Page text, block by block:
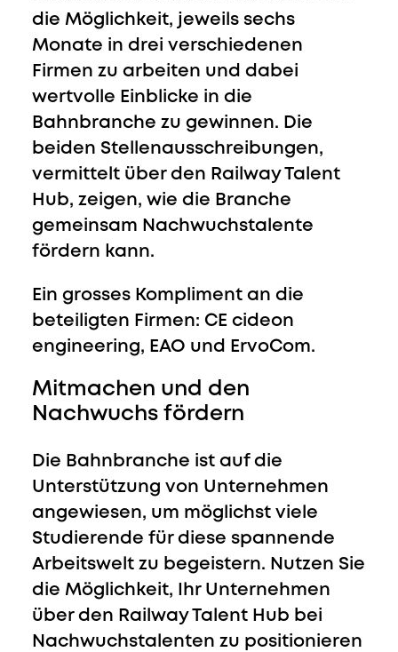
die Möglichkeit, jeweils sechs
Monate in drei verschiedenen
Firmen zu arbeiten und dabei
wertvolle Einblicke in die
Bahnbranche zu gewinnen. Die
beiden Stellenausschreibungen,
vermittelt über den Railway Talent
Hub, zeigen, wie die Branche
gemeinsam Nachwuchstalente
fördern kann.
Ein grosses Kompliment an die
beteiligten Firmen: CE cideon
engineering, EAO und ErvoCom.
Mitmachen und den
Nachwuchs fördern
Die Bahnbranche ist auf die
Unterstützung von Unternehmen
angewiesen, um möglichst viele
Studierende für diese spannende
Arbeitswelt zu begeistern. Nutzen Sie
die Möglichkeit, Ihr Unternehmen
über den Railway Talent Hub bei
Nachwuchstalenten zu positionieren